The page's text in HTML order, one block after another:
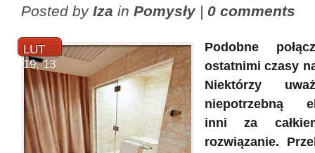
Posted by Iza in Pomysły| 0 comments
LUT
19, 13
Podobne
ostatnimi czasy
Niektórzy
niepotrzebną
inni za
rozwiązanie.